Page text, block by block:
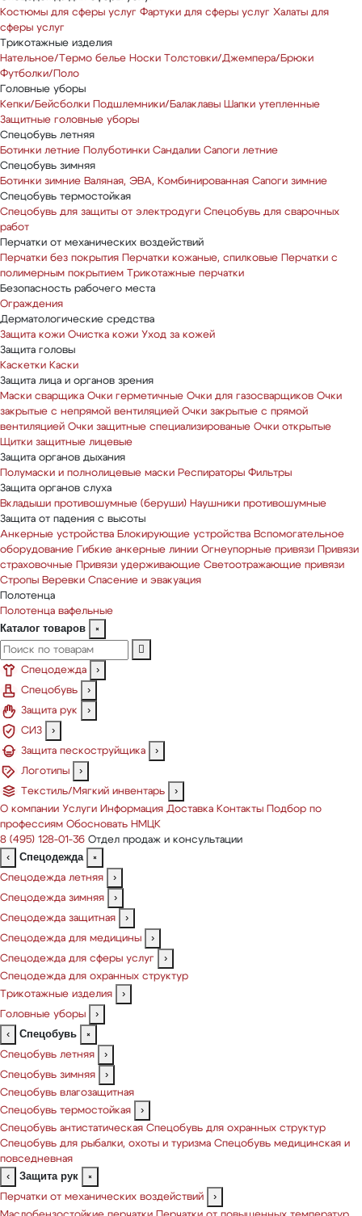
Костюмы для сферы услуг Фартуки для сферы услуг Халаты для
сферы услуг
Трикотажные изделия
Нательное/Термо белье Носки
Толстовки/Джемпера/Брюки
Футболки/Поло
Головные уборы
Кепки/Бейсболки
Подшлемники/Балаклавы Шапки утепленные
Защитные головные уборы
Спецобувь летняя
Ботинки летние
Полуботинки Сандалии Сапоги летние
Спецобувь зимняя
Ботинки зимние Валяная, ЭВА, Комбинированная Сапоги зимние
Спецобувь термостойкая
Спецобувь для защиты от электродуги Спецобувь для сварочных
работ
Перчатки от механических воздействий
Перчатки без покрытия
Перчатки кожаные, спилковые
Перчатки с
полимерным покрытием
Трикотажные перчатки
Безопасность рабочего места
Ограждения
Дерматологические средства
Защита кожи Очистка кожи Уход за кожей
Защита головы
Каскетки Каски
Защита лица и органов зрения
Маски сварщика Очки герметичные Очки для газосварщиков Очки
закрытые с непрямой вентиляцией Очки закрытые с прямой
вентиляцией Очки защитные специализированые Очки открытые
Щитки защитные лицевые
Защита органов дыхания
Полумаски и полнолицевые маски Респираторы Фильтры
Защита органов слуха
Вкладыши противошумные (беруши) Наушники противошумные
Защита от падения с высоты
Анкерные устройства Блокирующие устройства Вспомогательное
оборудование
Гибкие анкерные линии Огнеупорные привязи
Привязи
страховочные
Привязи удерживающие Светоотражающие привязи
Стропы Веревки Спасение и эвакуация
Полотенца
Полотенца вафельные
Каталог товаров ×
Спецодежда
›
Спецобувь
›
Защита рук
›
СИЗ
›
Защита пескоструйщика
›
Логотипы
›
Текстиль/Мягкий инвентарь
›
О компании Услуги Информация Доставка Контакты
Подбор по
профессиям Обосновать НМЦК
8 (495) 128-01-36 Отдел продаж и консультации
‹
Спецодежда
×
Спецодежда летняя
›
Спецодежда зимняя
›
Спецодежда защитная
›
Спецодежда для медицины
›
Спецодежда для сферы услуг
›
Спецодежда для охранных структур
Трикотажные изделия
›
Головные уборы
›
‹
Спецобувь
×
Спецобувь летняя
›
Спецобувь зимняя
›
Спецобувь влагозащитная
Спецобувь термостойкая
›
Спецобувь антистатическая Спецобувь для охранных структур
Спецобувь для рыбалки, охоты и туризма Спецобувь медицинская и
повседневная
‹
Защита рук
×
Перчатки от механических воздействий
›